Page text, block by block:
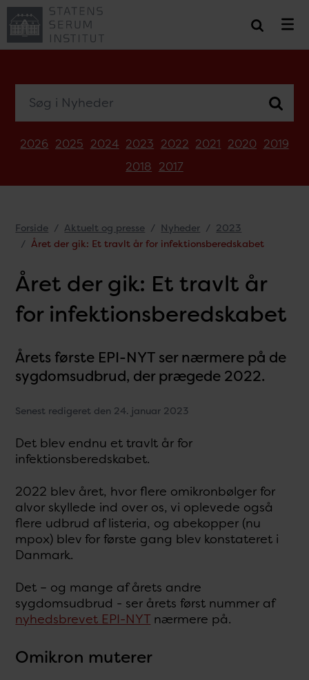
2026 2025 2024 2023 2022 2021 2020 2019
2018 2017
Forside Aktuelt og presse Nyheder
2023
Året der gik: Et travlt år for infektionsberedskabet
Året der gik: Et travlt år
for infektionsberedskabet
Årets første EPI-NYT ser nærmere på de
sygdomsudbrud, der prægede 2022.
Senest redigeret den 24. januar 2023
Det blev endnu et travlt år for
infektionsberedskabet.
2022 blev året, hvor flere omikronbølger for
alvor skyllede ind over os, vi oplevede også
flere udbrud af listeria, og abekopper (nu
mpox) blev for første gang blev konstateret i
Danmark.
Det – og mange af årets andre
sygdomsudbrud - ser årets først nummer af
nyhedsbrevet EPI-NYT nærmere på.
Omikron muterer